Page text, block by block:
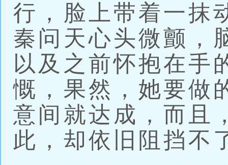
行，脸上带着一抹
秦问天心头微颤，
以及之前怀抱在手
慨，果然，她要做
意间就达成，而且
此，却依旧阻挡不